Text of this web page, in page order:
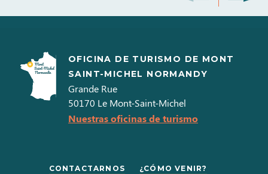
OFICINA DE TURISMO DE MONT
SAINT-MICHEL NORMANDY
Grande Rue
50170 Le Mont-Saint-Michel
Nuestras oficinas de turismo
CONTACTARNOS ¿CÓMO VENIR?